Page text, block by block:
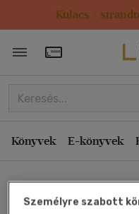
Kulacs /
Törzsvásárlói
Könyvek E-könyvek
Lorraine
Rendezés
Kiadás éve szerint
Ár szerint csökkenő
Eladott darabszám
Eladott darabszám
Személyre szabott